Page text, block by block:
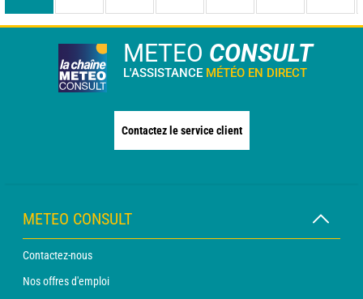
METEO CONSULT
L'ASSISTANCE MÉTÉO EN DIRECT
Contactez le service client
METEO CONSULT
Contactez-nous
Nos offres d'emploi